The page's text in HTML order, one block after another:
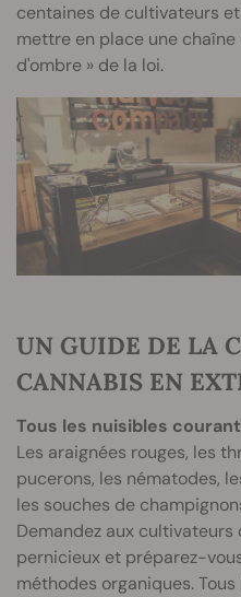
centaines de cultivateurs
mettre en place une
d'ombre » de la loi.
UN GUIDE DE LA
CANNABIS EN
Tous les nuisibles
Les araignées rouges, les
pucerons, les nématodes,
les souches de
Demandez aux
pernicieux et préparez-
méthodes organiques.